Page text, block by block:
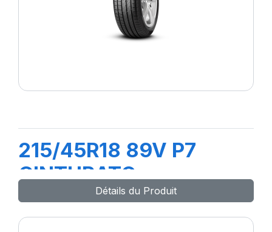
215/45R18 89V P7
CINTURATO
Détails du Produit